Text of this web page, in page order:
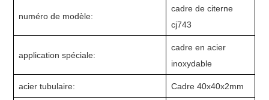
numéro de modèle:
cadre de citerne
cj743
application spéciale:
cadre en acier
inoxydable
acier tubulaire: Cadre 40x40x2mm